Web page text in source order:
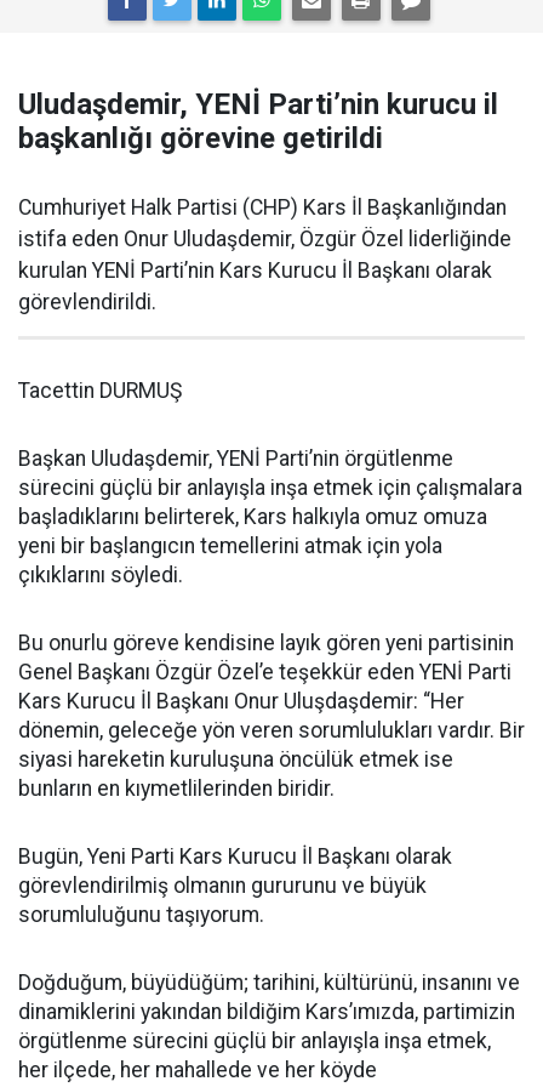
Uludaşdemir, YENİ Parti’nin kurucu il
başkanlığı görevine getirildi
Cumhuriyet Halk Partisi (CHP) Kars İl Başkanlığından
istifa eden Onur Uludaşdemir, Özgür Özel liderliğinde
kurulan YENİ Parti’nin Kars Kurucu İl Başkanı olarak
görevlendirildi.
Tacettin DURMUŞ
Başkan Uludaşdemir, YENİ Parti’nin örgütlenme
sürecini güçlü bir anlayışla inşa etmek için çalışmalara
başladıklarını belirterek, Kars halkıyla omuz omuza
yeni bir başlangıcın temellerini atmak için yola
çıkıklarını söyledi.
Bu onurlu göreve kendisine layık gören yeni partisinin
Genel Başkanı Özgür Özel’e teşekkür eden YENİ Parti
Kars Kurucu İl Başkanı Onur Uluşdaşdemir: “Her
dönemin, geleceğe yön veren sorumlulukları vardır. Bir
siyasi hareketin kuruluşuna öncülük etmek ise
bunların en kıymetlilerinden biridir.
Bugün, Yeni Parti Kars Kurucu İl Başkanı olarak
görevlendirilmiş olmanın gururunu ve büyük
sorumluluğunu taşıyorum.
Doğduğum, büyüdüğüm; tarihini, kültürünü, insanını ve
dinamiklerini yakından bildiğim Kars’ımızda, partimizin
örgütlenme sürecini güçlü bir anlayışla inşa etmek,
her ilçede, her mahallede ve her köyde